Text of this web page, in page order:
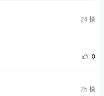
24楼
0
25 楼